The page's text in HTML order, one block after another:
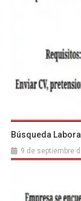
Búsqueda Laboral
9 de septiembre